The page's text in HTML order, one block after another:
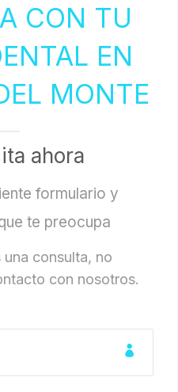
CON TU
EN
MONTE
ahora
formulario y
te preocupa
una consulta, no
con nosotros.